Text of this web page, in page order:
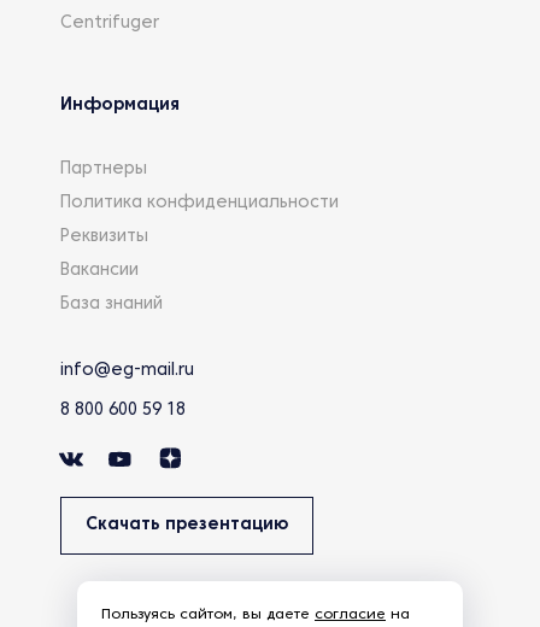
Centrifuger
Информация
Партнеры
Политика конфиденциальности
Реквизиты
Вакансии
База знаний
info@eg-mail.ru
8 800 600 59 18
Скачать презентацию
Пользуясь сайтом, вы даете согласие на